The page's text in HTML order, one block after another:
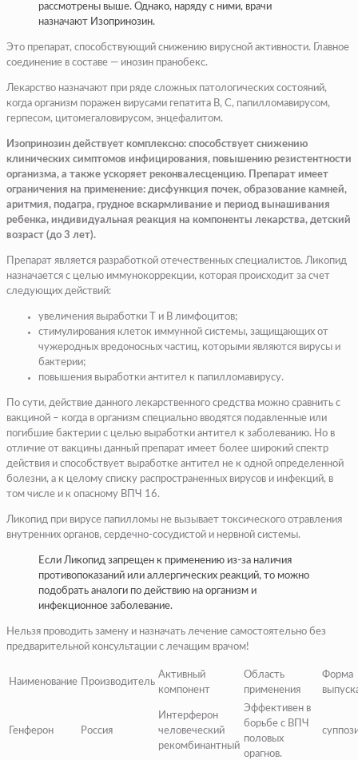
рассмотрены выше. Однако, наряду с ними, врачи
назначают Изопринозин.
Это препарат, способствующий снижению вирусной активности. Главное
соединение в составе — инозин пранобекс.
Лекарство назначают при ряде сложных патологических состояний,
когда организм поражен вирусами гепатита В, С, папилломавирусом,
герпесом, цитомегаловирусом, энцефалитом.
Изопринозин действует комплексно: способствует снижению
клинических симптомов инфицирования, повышению резистентности
организма, а также ускоряет реконвалесценцию. Препарат имеет
ограничения на применение: дисфункция почек, образование камней,
аритмия, подагра, грудное вскармливание и период вынашивания
ребенка, индивидуальная реакция на компоненты лекарства, детский
возраст (до 3 лет).
Препарат является разработкой отечественных специалистов. Ликопид
назначается с целью иммунокоррекции, которая происходит за счет
следующих действий:
увеличения выработки T и B лимфоцитов;
стимулирования клеток иммунной системы, защищающих от
чужеродных вредоносных частиц, которыми являются вирусы и
бактерии;
повышения выработки антител к папилломавирусу.
По сути, действие данного лекарственного средства можно сравнить с
вакциной – когда в организм специально вводятся подавленные или
погибшие бактерии с целью выработки антител к заболеванию. Но в
отличие от вакцины данный препарат имеет более широкий спектр
действия и способствует выработке антител не к одной определенной
болезни, а к целому списку распространенных вирусов и инфекций, в
том числе и к опасному ВПЧ 16.
Ликопид при вирусе папилломы не вызывает токсического отравления
внутренних органов, сердечно-сосудистой и нервной системы.
Если Ликопид запрещен к применению из-за наличия
противопоказаний или аллергических реакций, то можно
подобрать аналоги по действию на организм и
инфекционное заболевание.
Нельзя проводить замену и назначать лечение самостоятельно без
предварительной консультации с лечащим врачом!
Наименование Производитель
Активный
компонент
Область
применения
Форма
Генферон Россия
Интерферон
человеческий
рекомбинантный
Эффективен в
борьбе с ВПЧ
половых
орагнов.